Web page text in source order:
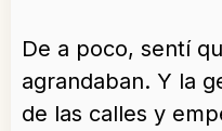
De a poco, sentí
agrandaban. Y la
de las calles y